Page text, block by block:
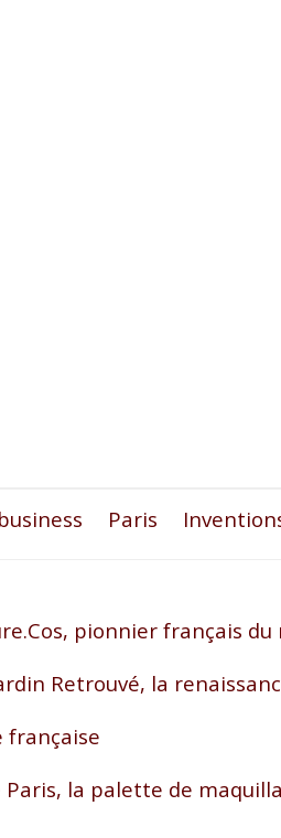
Paris
pionnier français
Retrouvé, la
française
Paris, la palette de